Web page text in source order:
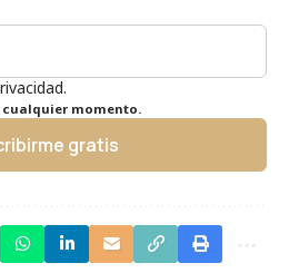
cualquier momento.
gratis